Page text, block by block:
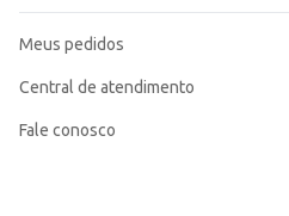
Marca: Pilão
Categoria: Cápsula
EAN: 7896089088373
Meus pedidos
Central de atendimento
Fale conosco